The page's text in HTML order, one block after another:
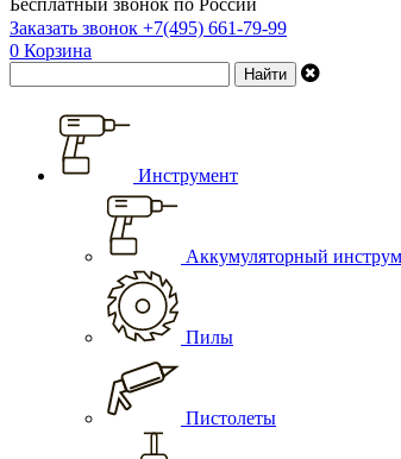
Бесплатный звонок по России
Заказать звонок +7(495) 661-79-99
0 Корзина
Инструмент
Аккумуляторный
Пилы
Пистолеты